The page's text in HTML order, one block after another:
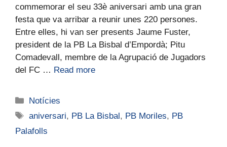
commemorar el seu 33è aniversari amb una gran
festa que va arribar a reunir unes 220 persones.
Entre elles, hi van ser presents Jaume Fuster,
president de la PB La Bisbal d’Empordà; Pitu
Comadevall, membre de la Agrupació de Jugadors
del FC … Read more
Notícies
aniversari, PB La Bisbal , PB Moriles, PB
Palafolls